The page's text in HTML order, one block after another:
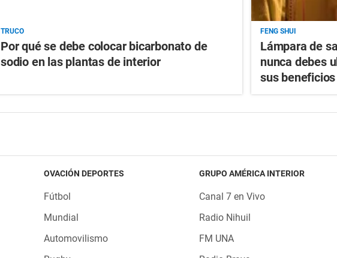
TRUCO
Por qué se debe colocar bicarbonato de
sodio en las plantas de interior
FENG SHUI
Lámpara de
nunca debes
sus beneficios
OVACIÓN DEPORTES
Fútbol
Mundial
Automovilismo
GRUPO AMÉRICA INTERIOR
Canal 7 en Vivo
Radio Nihuil
FM UNA